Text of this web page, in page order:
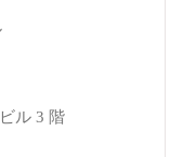
ル 3 階